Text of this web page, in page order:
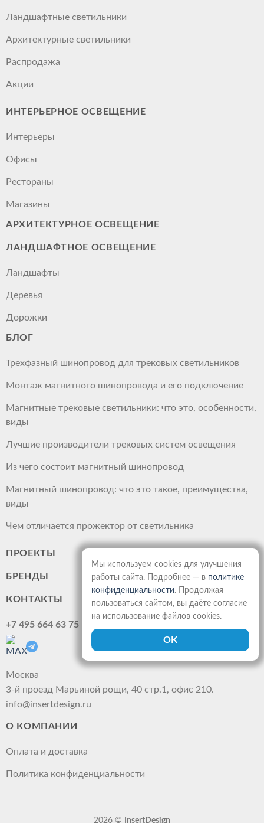
Ландшафтные светильники
Архитектурные светильники
Распродажа
Акции
ИНТЕРЬЕРНОЕ ОСВЕЩЕНИЕ
Интерьеры
Офисы
Рестораны
Магазины
АРХИТЕКТУРНОЕ ОСВЕЩЕНИЕ
ЛАНДШАФТНОЕ ОСВЕЩЕНИЕ
Ландшафты
Деревья
Дорожки
БЛОГ
Трехфазный шинопровод для трековых светильников
Монтаж магнитного шинопровода и его подключение
Магнитные трековые светильники: что это, особенности,
виды
Лучшие производители трековых систем освещения
Из чего состоит магнитный шинопровод
Магнитный шинопровод: что это такое, преимущества,
виды
Чем отличается прожектор от светильника
ПРОЕКТЫ
БРЕНДЫ
КОНТАКТЫ
+7 495 664 63 75
Москва
3-й проезд Марьиной рощи, 40 стр.1, офис 210.
info@insertdesign.ru
О КОМПАНИИ
Оплата и доставка
Политика конфиденциальности
2026 © InsertDesign
Мы используем cookies для улучшения
работы сайта. Подробнее — в политике
конфиденциальности. Продолжая
пользоваться сайтом, вы даёте согласие
на использование файлов cookies.